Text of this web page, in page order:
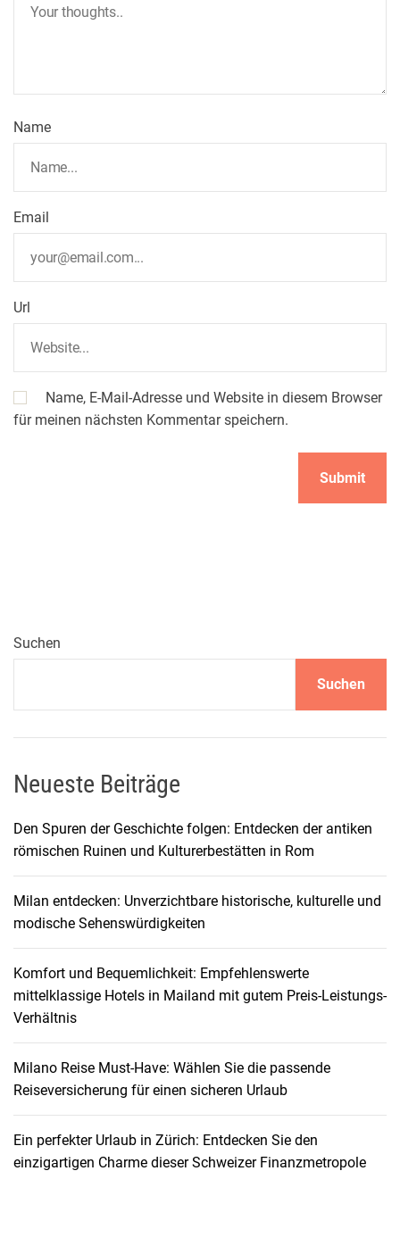
Name
Email
Url
Name, E-Mail-Adresse und Website in diesem Browser
für meinen nächsten Kommentar speichern.
Suchen
Suchen
Neueste Beiträge
Den Spuren der Geschichte folgen: Entdecken der antiken
römischen Ruinen und Kulturerbestätten in Rom
Milan entdecken: Unverzichtbare historische, kulturelle und
modische Sehenswürdigkeiten
Komfort und Bequemlichkeit: Empfehlenswerte
mittelklassige Hotels in Mailand mit gutem Preis-Leistungs-
Verhältnis
Milano Reise Must-Have: Wählen Sie die passende
Reiseversicherung für einen sicheren Urlaub
Ein perfekter Urlaub in Zürich: Entdecken Sie den
einzigartigen Charme dieser Schweizer Finanzmetropole